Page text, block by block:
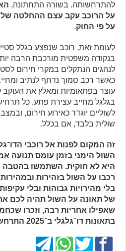
להתרחשותה. בשורה התחתונה,
על הרוכב עקב עצם ההחלטה
על פי החוק.
לעומת זאת, רוכב שנפצע בגלל
בנקודה משפטית מורכבת הרבה
לנהגים הנתקלים במקרי חירום
כאשר רכב סמוך נדחף לנתיב
עוצר בפתאומיות ומאלץ את
בגלגל מחייב עצירת פתע. כל
לשוליים יוגדר כאירוע חירום,
שולית בלבד, אם בכלל.
זה המקום לפנות אל רוכבי
השול הימני בזמן עומס תנועה
היא לא חוקית. השתמשו בהטבה
רכבו על השול בזהירות
בלי מהירויות גבוהות ובלי
של תאונה על השול תהיה לכם
שאפילו אחריות רבה, וזכרו
בתאונות דו־גלגלי ב־2025 התרחשו על השול.